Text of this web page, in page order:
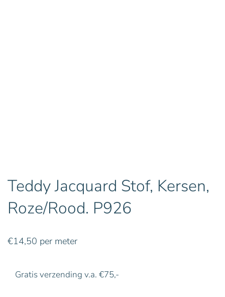
Teddy Jacquard Stof, Kersen,
Roze/Rood. P926
€14,50 per meter
Gratis verzending v.a. €75,-